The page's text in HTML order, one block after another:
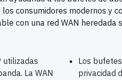
consumidores modernos y
con una red WAN heredada
utilizadas
La WAN
Los
privacidad